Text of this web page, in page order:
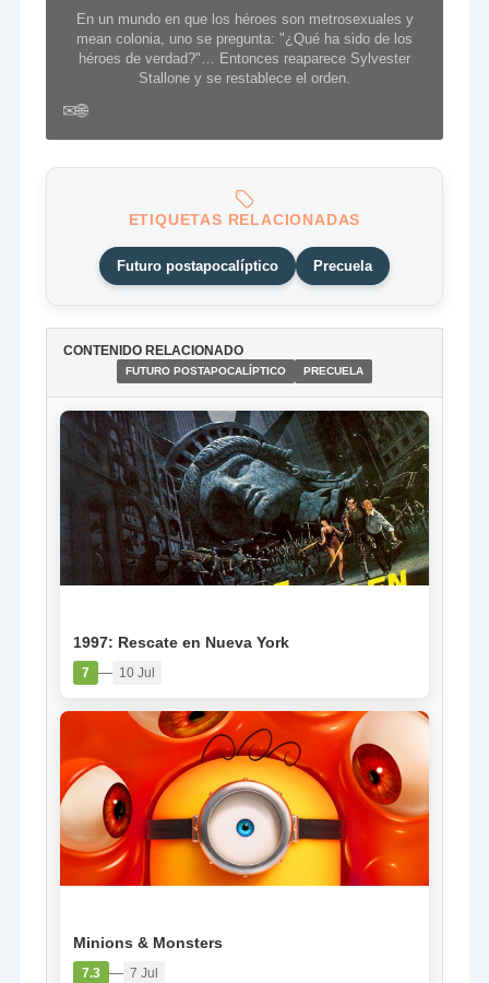
En un mundo en que los héroes son metrosexuales y
mean colonia, uno se pregunta: "¿Qué ha sido de los
héroes de verdad?"… Entonces reaparece Sylvester
Stallone y se restablece el orden.
✉🌐
ETIQUETAS RELACIONADAS
Futuro postapocalíptico Precuela
CONTENIDO RELACIONADO
FUTURO POSTAPOCALÍPTICO PRECUELA
1997: Rescate en Nueva York
7 — 10 Jul
Minions & Monsters
7.3 — 7 Jul